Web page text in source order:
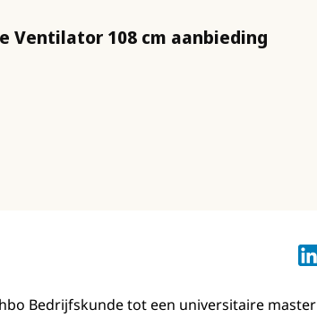
Ventilator 108 cm aanbieding
Bedrijfskunde tot een universitaire master